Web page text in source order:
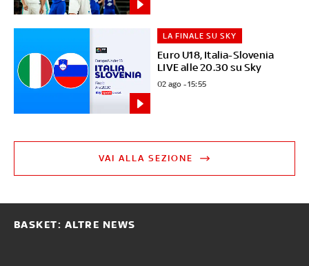
Euro U18, Italia-Slovenia
LIVE alle 20.30 su Sky
LA FINALE SU SKY
02 ago - 15:55
VAI ALLA SEZIONE
BASKET: ALTRE NEWS